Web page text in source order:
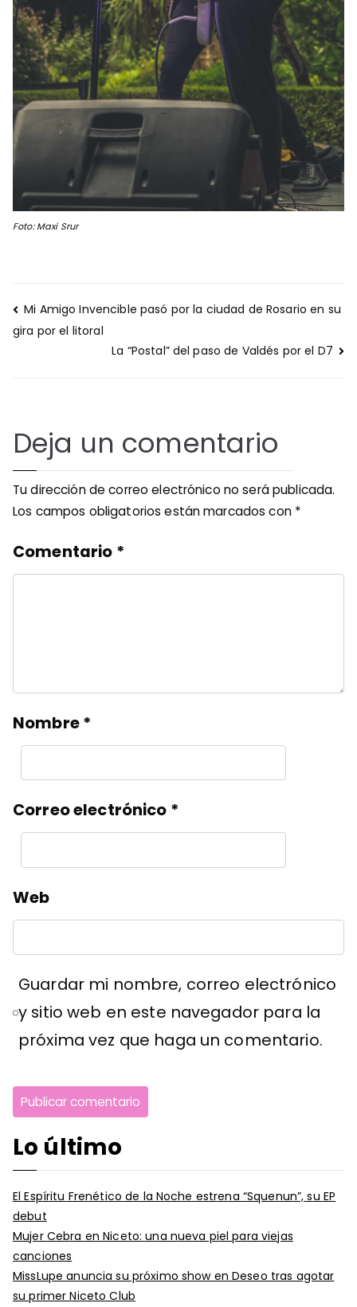
Foto: Maxi Srur
Navegación
de
Mi Amigo Invencible pasó por la ciudad de Rosario en su
gira por el litoral
La “Postal” del paso de Valdés por el D7
Deja un comentario
Tu dirección de correo electrónico no será publicada.
Los campos obligatorios están marcados con *
Comentario *
Nombre*
Correo electrónico *
Web
Guardar mi nombre, correo electrónico
y sitio web en este navegador para la
próxima vez que haga un comentario.
Lo último
El Espíritu Frenético de la Noche estrena “Squenun”, su EP
debut
Mujer Cebra en Niceto: una nueva piel para viejas
canciones
MissLupe anuncia su próximo show en Deseo tras agotar
su primer Niceto Club